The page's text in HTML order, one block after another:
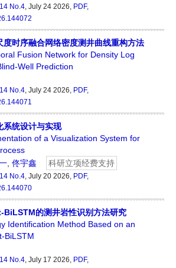
No.4 , July 24 2026, PDF,
度时序融合网络密度测井曲线重构方法
Fusion Network for Density Log
Well Prediction
No.4 , July 24 2026, PDF,
系统设计与实现
of a Visualization System for
佟宇鑫 科研立项经费支持
No.4 , July 20 2026, PDF,
BiLSTM的测井岩性识别方法研究
Identification Method Based on an
BiLSTM
No.4 , July 17 2026, PDF,